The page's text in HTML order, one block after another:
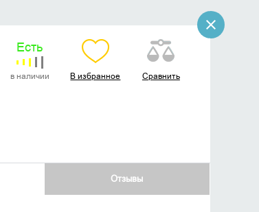
Есть
в наличии В избранное Сравнить
Отзывы